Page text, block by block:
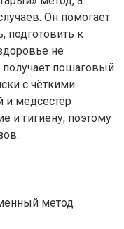
Он помогает
подготовить к
не
пошаговый
с чёткими
и медсестёр
и гигиену, поэтому
метод